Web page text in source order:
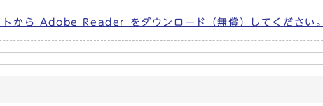
から Adobe Reader をダウンロード（無償）してください。